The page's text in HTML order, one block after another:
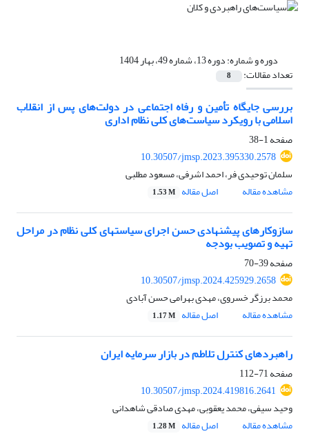
دوره و شماره:دوره 13، شماره 49، بهار 1404
تعداد مقالات: 8
بررسی جایگاه تأمین و رفاه اجتماعی در دولت‌های پس از انقلاب
اسلامی با رویکرد سیاست‌های کلی نظام اداری
صفحه1-38
10.30507/jmsp.2023.395330.2578
سلمان توحیدی فر، احمد اشرفی، مسعود مطلبی
مشاهده مقاله
اصل مقاله 1.53 M
سازوکارهای پیشنهادی حسن اجرای سیاستهای کلی نظام در مراحل
تهیه و تصویب بودجه
صفحه39-70
10.30507/jmsp.2024.425929.2658
محمد برزگر خسروی، مهدی بهرامی حسن آبادی
مشاهده مقاله
اصل مقاله 1.17 M
راهبردهای کنترل تلاطم در بازار سرمایه ایران
صفحه71-112
10.30507/jmsp.2024.419816.2641
وحید سیفی، محمد یعقوبی، مهدی صادقی شاهدانی
مشاهده مقاله
اصل مقاله 1.28 M